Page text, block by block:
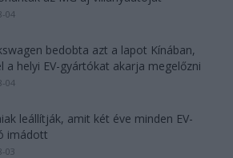
04
bedobta azt a lapot Kínában,
a helyi EV-gyártókat akarja megelőzni
04
leállítják, amit két éve minden EV-
imádott
03